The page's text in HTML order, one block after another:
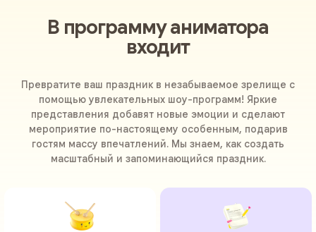
В программу аниматора
входит
Превратите ваш праздник в незабываемое зрелище с
помощью увлекательных шоу-программ! Яркие
представления добавят новые эмоции и сделают
мероприятие по-настоящему особенным, подарив
гостям массу впечатлений. Мы знаем, как создать
масштабный и запоминающийся праздник.